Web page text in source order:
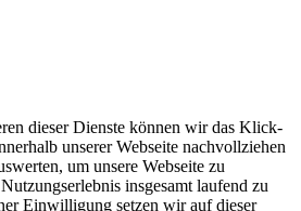
dieser Dienste können wir das Klick-
unserer Webseite nachvollziehen
um unsere Webseite zu
insgesamt laufend zu
Einwilligung setzen wir auf dieser